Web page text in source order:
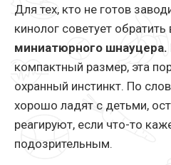
Для тех, кто не готов
кинолог советует
миниатюрного шнауцера.
компактный размер, эта
охранный инстинкт. По
хорошо ладят с детьми,
реагируют, если что-то
подозрительным.